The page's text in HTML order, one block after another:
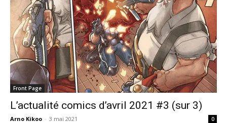
Front Page
L’actualité comics d’avril 2021 #3 (sur 3)
Arno Kikoo - 3 mai 2021 0